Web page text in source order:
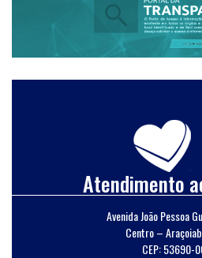
Atendimento
Avenida João Pessoa
Centro –
CEP: 53690-